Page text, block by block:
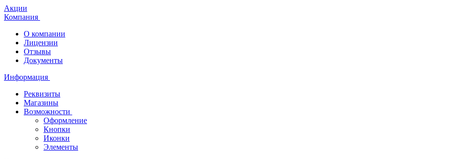
Акции
Компания
О компании
Лицензии
Отзывы
Документы
Информация
Реквизиты
Магазины
Возможности
Оформление
Кнопки
Иконки
Элементы